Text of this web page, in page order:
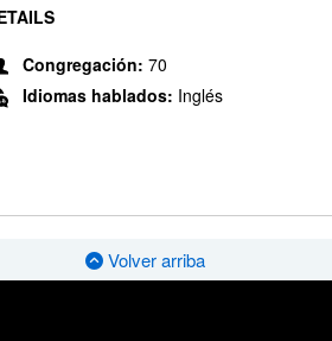
Congregación: 70
Idiomas hablados: Inglés
Volver arriba